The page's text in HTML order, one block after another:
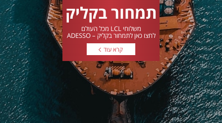
תמחור בקליק
משלוחי LCL מכל העולם
לחצו כאן לתמחור בקליק – ADESSO
קרא עוד